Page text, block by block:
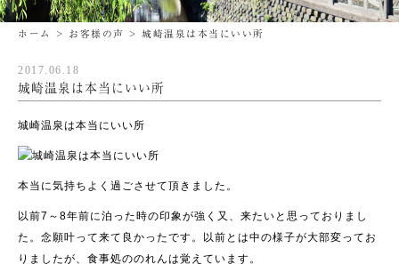
ホーム > お客様の声 > 城崎温泉は本当にいい所
2017.06.18
城崎温泉は本当にいい所
城崎温泉は本当にいい所
本当に気持ちよく過ごさせて頂きました。
以前7～8年前に泊った時の印象が強く又、来たいと思っておりまし
た。念願叶って来て良かったです。以前とは中の様子が大部変ってお
りましたが、食事処ののれんは覚えています。